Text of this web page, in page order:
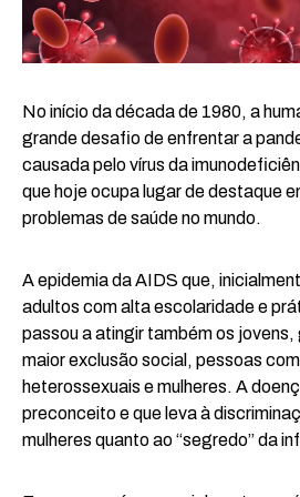
No início da década de 1980, a
grande desafio de enfrentar a
causada pelo vírus da
que hoje ocupa lugar de destaque
problemas de saúde no mundo.
A epidemia da AIDS que,
adultos com alta escolaridade e
passou a atingir também os jovens,
maior exclusão social, pessoas
heterossexuais e mulheres. A
preconceito e que leva à
mulheres quanto ao “segredo” da